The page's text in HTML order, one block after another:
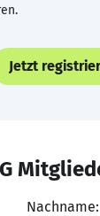
Jetzt
Nachname: